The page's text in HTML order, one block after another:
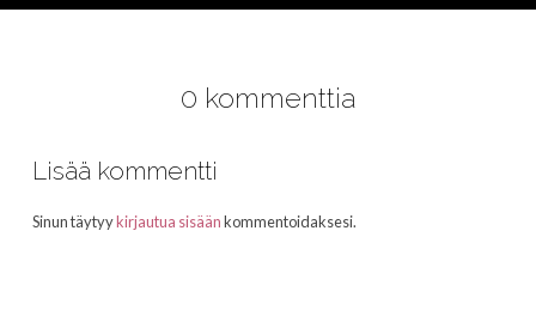
0 kommenttia
Lisää kommentti
Sinun täytyykirjautua sisäänkommentoidaksesi.